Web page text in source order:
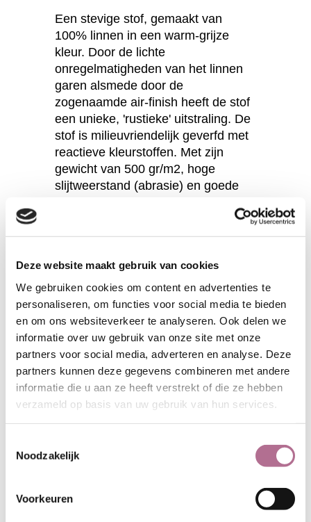
Deze website maakt gebruik van cookies
We gebruiken cookies om content en advertenties te
personaliseren, om functies voor social media te bieden
en om ons websiteverkeer te analyseren. Ook delen we
informatie over uw gebruik van onze site met onze
partners voor social media, adverteren en analyse. Deze
partners kunnen deze gegevens combineren met andere
informatie die u aan ze heeft verstrekt of die ze hebben
verzameld op basis van uw gebruik van hun services.
Noodzakelijk
Voorkeuren
Een stevige stof, gemaakt van
100% linnen in een warm-grijze
kleur. Door de lichte
onregelmatigheden van het linnen
garen alsmede door de
zogenaamde air-finish heeft de stof
een unieke, 'rustieke' uitstraling. De
stof is milieuvriendelijk geverfd met
reactieve kleurstoffen. Met zijn
gewicht van 500 gr/m2, hoge
slijtweerstand (abrasie) en goede
perfect voor interieurtoepassingen
(bekleding van meubels, of
bijvoorbeeld tassen van te maken.
Het vlas waar deze stof van is
gemaakt, is geteeld in Europa en is
hier ook gesponnen en geweven.
Made in Europe
Milieuvriendelijk geverfd
Fair en sociaal geproduceerd
Vraag een staal aan
stoffen is 1 meter. Het is mogelijk